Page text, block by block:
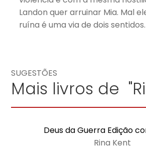
Landon quer arruinar Mia. Mal
ruína é uma via de dois sentidos.
SUGESTÕES
Mais livros de
Deus da Guerra Edição
Rina Kent